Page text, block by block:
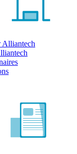
Alliantech